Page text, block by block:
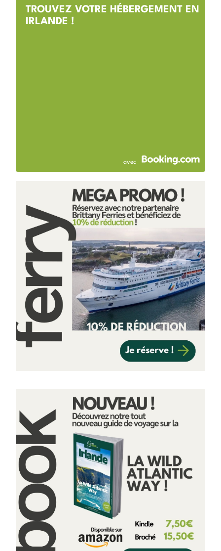
TROUVEZ VOTRE HÉBERGEMENT EN
IRLANDE !
avec